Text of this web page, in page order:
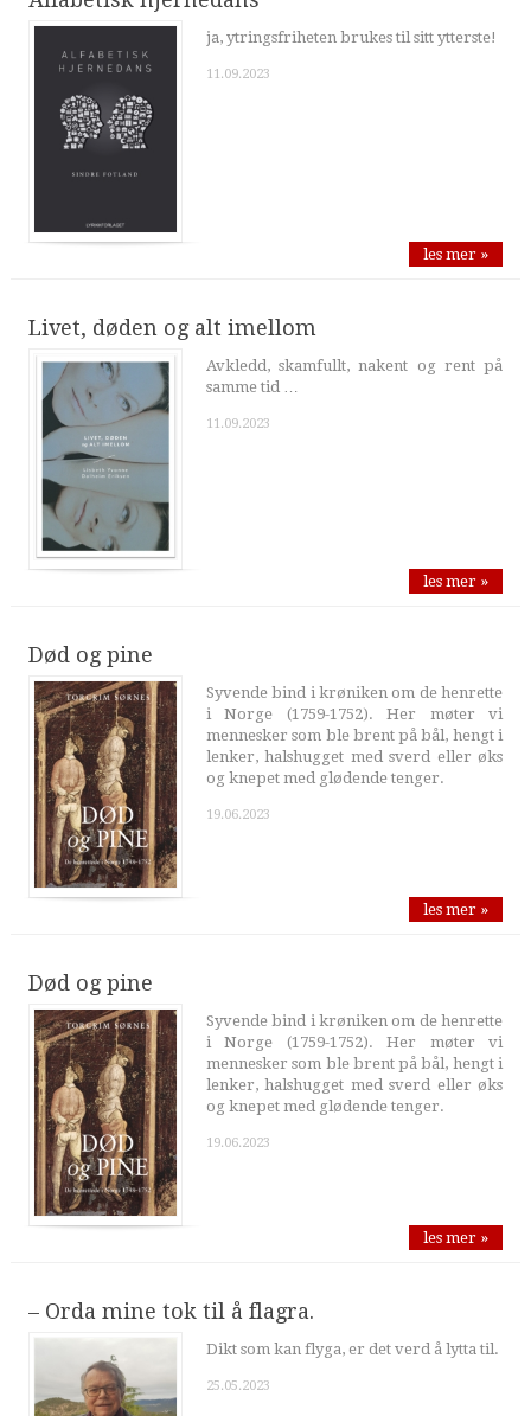
ja, ytringsfriheten brukes til sitt ytterste!
11.09.2023
les mer »
Livet, døden og alt imellom
Avkledd, skamfullt, nakent og rent på
samme tid …
11.09.2023
les mer »
Død og pine
Syvende bind i krøniken om de henrette
i Norge (1759-1752). Her møter vi
mennesker som ble brent på bål, hengt i
lenker, halshugget med sverd eller øks
og knepet med glødende tenger.
19.06.2023
les mer »
Død og pine
Syvende bind i krøniken om de henrette
i Norge (1759-1752). Her møter vi
mennesker som ble brent på bål, hengt i
lenker, halshugget med sverd eller øks
og knepet med glødende tenger.
19.06.2023
les mer »
– Orda mine tok til å flagra.
Dikt som kan flyga, er det verd å lytta til.
25.05.2023